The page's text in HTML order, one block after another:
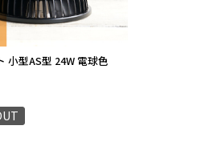
小型AS型 24W 電球色